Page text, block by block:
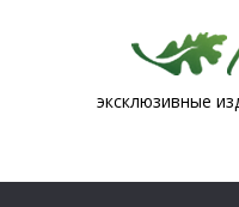
эксклюзивные